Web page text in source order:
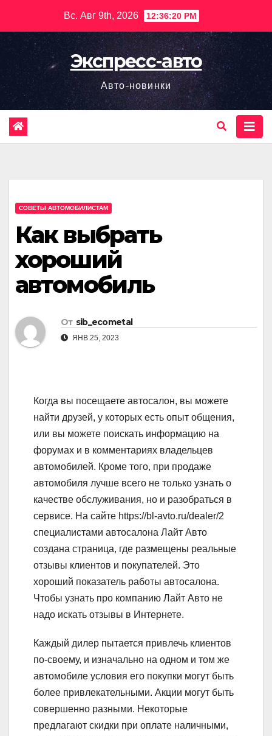
содержимому
Вс. Авг 9th, 2026 12:36:22 PM
Экспресс-авто
Авто-новинки
СОВЕТЫ АВТОМОБИЛИСТАМ
Как выбрать
хороший
автомобиль
От sib_ecometal
ЯНВ 25, 2023
Когда вы посещаете автосалон, вы можете
найти друзей, у которых есть опыт общения,
или вы можете поискать информацию на
форумах и в комментариях владельцев
автомобилей. Кроме того, при продаже
автомобиля лучше всего не только узнать о
качестве обслуживания, но и разобраться в
сервисе. На сайте https://bl-avto.ru/dealer/2
специалистами автосалона Лайт Авто
создана страница, где размещены реальные
отзывы клиентов и покупателей. Это
хороший показатель работы автосалона.
Чтобы узнать про компанию Лайт Авто не
надо искать отзывы в Интернете.
Каждый дилер пытается привлечь клиентов
по-своему, и изначально на одном и том же
автомобиле условия его покупки могут быть
более привлекательными. Акции могут быть
совершенно разными. Некоторые
предлагают скидки при оплате наличными,